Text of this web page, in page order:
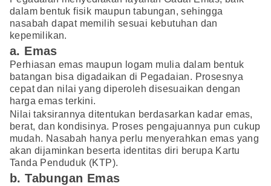
dalam bentuk fisik maupun tabungan, sehingga
nasabah dapat memilih sesuai kebutuhan dan
kepemilikan.
a. Emas
Perhiasan emas maupun logam mulia dalam bentuk
batangan bisa digadaikan di Pegadaian. Prosesnya
cepat dan nilai yang diperoleh disesuaikan dengan
harga emas terkini.
Nilai taksirannya ditentukan berdasarkan kadar emas,
berat, dan kondisinya. Proses pengajuannya pun cukup
mudah. Nasabah hanya perlu menyerahkan emas yang
akan dijaminkan beserta identitas diri berupa Kartu
Tanda Penduduk (KTP).
b. Tabungan Emas